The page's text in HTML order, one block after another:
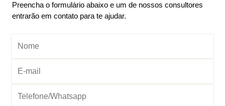
Preencha o formulário abaixo e um de nossos consultores
entrarão em contato para te ajudar.